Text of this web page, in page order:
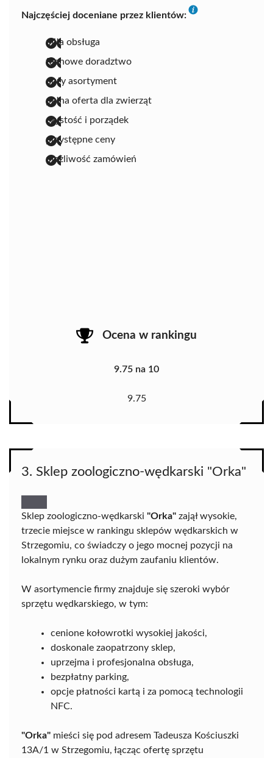
Najczęściej doceniane przez klientów:
miła obsługa
fachowe doradztwo
duży asortyment
pełna oferta dla zwierząt
czystość i porządek
przystępne ceny
możliwość zamówień
Ocena w rankingu
9.75 na 10
9.75
3. Sklep zoologiczno-wędkarski "Orka"
Sklep zoologiczno-wędkarski "Orka" zajął wysokie,
trzecie miejsce w rankingu sklepów wędkarskich w
Strzegomiu, co świadczy o jego mocnej pozycji na
lokalnym rynku oraz dużym zaufaniu klientów.
W asortymencie firmy znajduje się szeroki wybór
sprzętu wędkarskiego, w tym:
cenione kołowrotki wysokiej jakości,
doskonale zaopatrzony sklep,
uprzejma i profesjonalna obsługa,
bezpłatny parking,
opcje płatności kartą i za pomocą technologii
NFC.
"Orka" mieści się pod adresem Tadeusza Kościuszki
13A/1 w Strzegomiu, łącząc ofertę sprzętu